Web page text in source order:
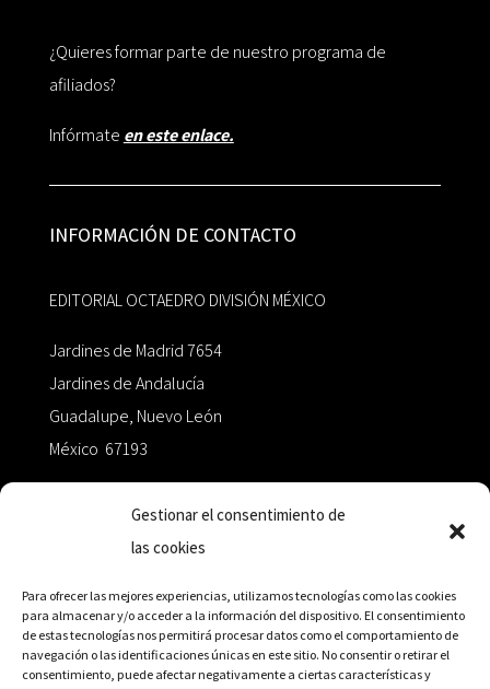
Gestionar el consentimiento de
las cookies
Para ofrecer las mejores experiencias, utilizamos tecnologías como las cookies
para almacenar y/o acceder a la información del dispositivo. El consentimiento
de estas tecnologías nos permitirá procesar datos como el comportamiento de
navegación o las identificaciones únicas en este sitio. No consentir o retirar el
consentimiento, puede afectar negativamente a ciertas características y
¿Quieres formar parte de nuestro programa de
afiliados?
Infórmate en este enlace.
INFORMACIÓN DE CONTACTO
EDITORIAL OCTAEDRO DIVISIÓN MÉXICO
Jardines de Madrid 7654
Jardines de Andalucía
Guadalupe, Nuevo León
México 67193
+52 811.499.5638
RED DE DISTRIBUCIÓN